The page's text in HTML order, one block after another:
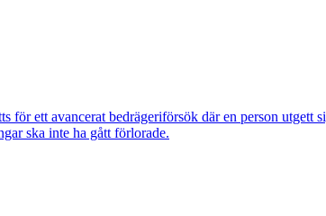
ett avancerat bedrägeriförsök där en person
ska inte ha gått förlorade.